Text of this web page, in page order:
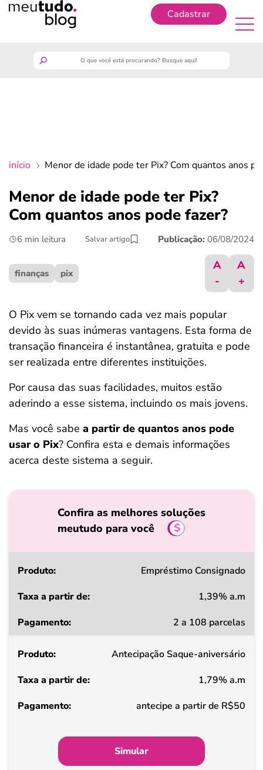
Cadastrar
crédito fácil
últimas notícias
ferramentas
início Menor de idade pode ter Pix? Com quantos anos
Menor de idade pode ter Pix?
Com quantos anos pode fazer?
6 min leitura Salvar artigo Publicação: 06/08/2024
finanças pix
A
-
A
+
O Pix vem se tornando cada vez mais popular
devido às suas inúmeras vantagens. Esta forma de
transação financeira é instantânea, gratuita e pode
ser realizada entre diferentes instituições.
Por causa das suas facilidades, muitos estão
aderindo a esse sistema, incluindo os mais jovens.
Mas você sabe a partir de quantos anos pode
usar o Pix? Confira esta e demais informações
acerca deste sistema a seguir.
Confira as melhores soluções
meutudo para você
Produto
a
de
Pagamento
Empréstimo Consignado
1,39% a.m
2 a 108 parcelas
Antecipação Saque-aniversário
1,79% a.m
antecipe a partir de R$50
Simular